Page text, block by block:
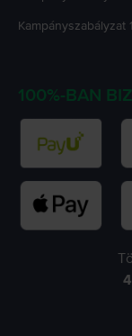
Kampányszabályzat
100%-BAN